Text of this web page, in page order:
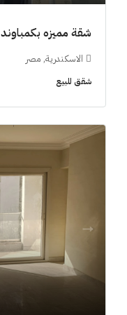
شقة مميزه بكمباوند 194m Grand View smouha
الاسكندرية, مصر
شقق للبيع